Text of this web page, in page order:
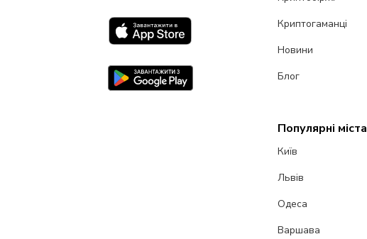
Криптогаманці
Новини
Блог
Популярні міста
Київ
Львів
Одеса
Варшава